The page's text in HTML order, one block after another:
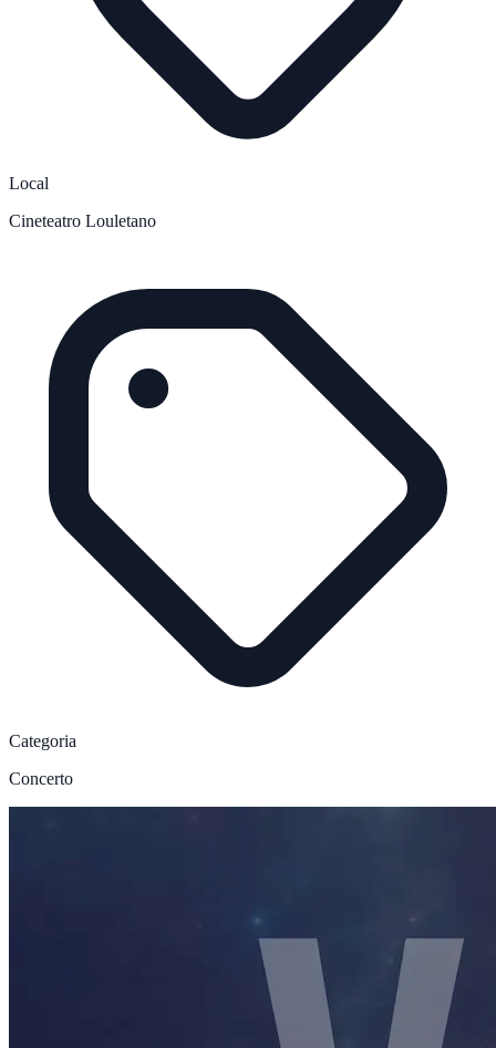
Local
Cineteatro Louletano
Categoria
Concerto